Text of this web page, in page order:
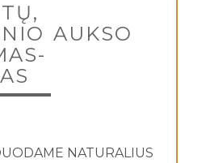
AUKSO
NATURALIUS